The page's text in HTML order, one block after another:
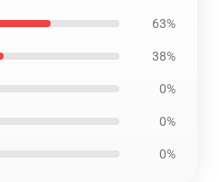
63%
38%
0%
0%
0%